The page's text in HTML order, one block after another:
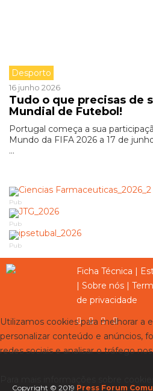
Desporto
16 junho 2026
Tudo o que precisas de
Mundial de Futebol!
Portugal começa a sua
Mundo da FIFA 2026 a 17 de
...
Pub
Pub
Pub
Ficha Técnica |
| Sobre nós |
de privacidade
Copyright © 2019 Press Forum
Utilizamos cookies para melhorar a
personalizar conteúdo e anúncios,
redes sociais e analisar o tráfego